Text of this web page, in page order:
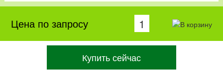
Цена по запросу
Купить сейчас